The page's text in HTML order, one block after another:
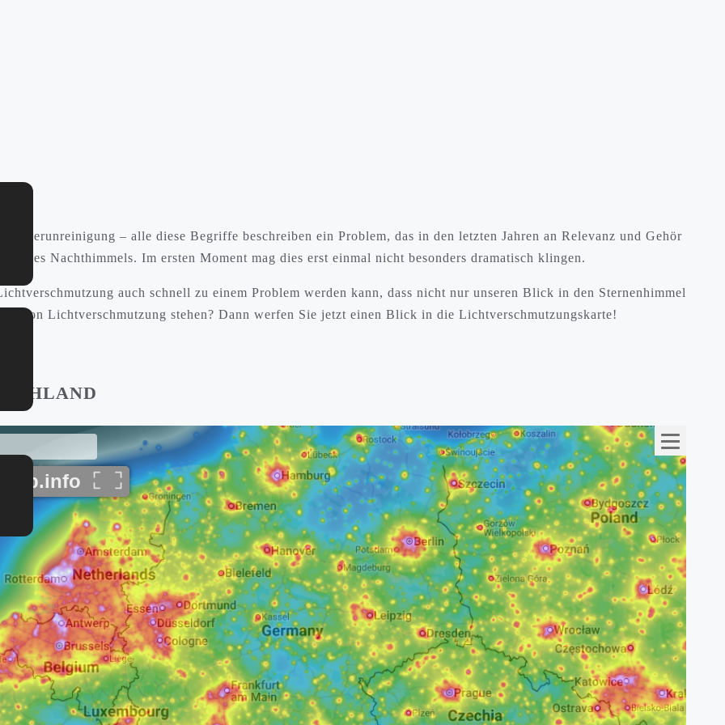
– alle diese Begriffe beschreiben ein Problem, das in den letzten Jahren an Relevanz und Gehör
des Nachthimmels. Im ersten Moment mag dies erst einmal nicht besonders dramatisch klingen.
auch schnell zu einem Problem werden kann, dass nicht nur unseren Blick in den Sternenhimmel
von Lichtverschmutzung stehen? Dann werfen Sie jetzt einen Blick in die Lichtverschmutzungskarte!